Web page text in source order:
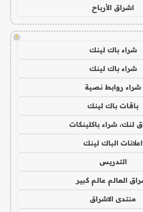
اشراق الأرباح
!
شراء باك لينك
شراء باك لينك
شراء روابط نصية
باقات باك لينك
لنك، شراء باكلينكات
اعلانات الباك لينك
التدريس
العالم عالم كبير
منتدى الاشراق